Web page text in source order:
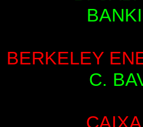
BERKELEY
C.